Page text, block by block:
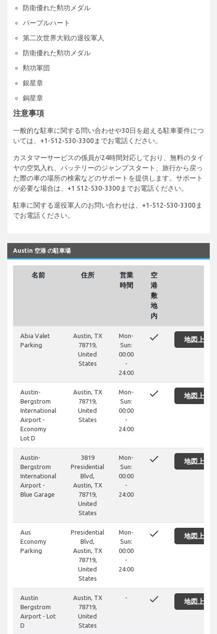
防衛優れた勲功メダル
パープルハート
第二次世界大戦の退役軍人
防衛優れた勲功メダル
勲功軍団
銀星章
銅星章
注意事項
一般的な駐車に関する問い合わせや30日を超える駐車要件につ
いては、+1-512-530-3300までお電話ください。
カスタマーサービスの係員が24時間対応しており、無料のタイ
ヤの空気入れ、バッテリーのジャンプスタート、旅行から戻っ
た際の車の場所の検索などのサポートを提供します。サポート
が必要な場合は、+1 512-530-3300までお電話ください。
駐車に関する退役軍人のお問い合わせは、+1-512-530-3300ま
でお電話ください。
Austin 空港 の駐車場
名前 住所
営業
時間
空
港
敷
地
内
Abia Valet
Parking
Austin, TX
78719,
United
States
Mon-
Sun:
00:00
-
24:00
done 地図上に
Austin-
Bergstrom
International
Airport -
Economy
Lot D
Austin, TX
78719,
United
States
Mon-
Sun:
00:00
-
24:00
done 地図上に
Austin-
Bergstrom
International
Airport -
Blue Garage
3819
Presidential
Blvd,
Austin, TX
78719,
United
States
Mon-
Sun:
00:00
-
24:00
done 地図上に
Aus
Economy
Parking
Presidential
Blvd,
Austin, TX
78719,
United
States
Mon-
Sun:
00:00
-
24:00
done 地図上に
Austin
Bergstrom
Airport - Lot
D
Austin, TX
78719,
United
States
- done 地図上に